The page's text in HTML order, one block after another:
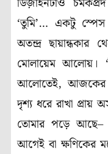
‘তুমি’… একটু স্পেস
অতন্দ্র
মোলায়েম আলোয়। ‘
আলোতেই,আজকের
দৃশ্য ধরে রাখা প্রায়
তোমার পড়ে
আগেই বা ক্ষণিকের